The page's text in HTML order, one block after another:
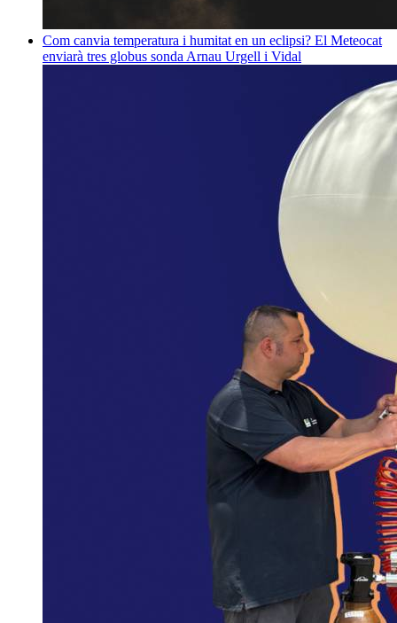
Com canvia temperatura i humitat en un eclipsi? El Meteocat
enviarà tres globus sonda Arnau Urgell i Vidal